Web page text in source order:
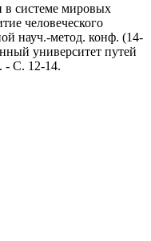
системе мировых
человеческого
науч.-метод. конф. (14-
университет путей
С. 12-14.